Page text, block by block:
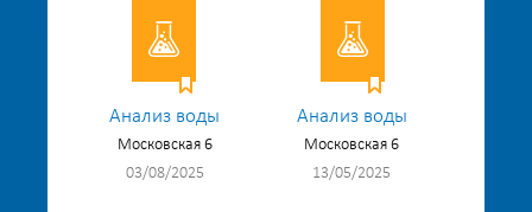
Анализ воды
Московская 6
03/08/2025
Анализ воды
Московская 6
13/05/2025